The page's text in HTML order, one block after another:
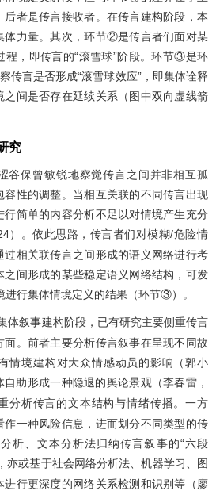
者是传言接收者。在传言建构阶段，本
体力量。其次，环节②是传言者们面对某
程，即传言的“滚雪球”阶段。环节③是环
传言是否形成“滚雪球效应”，即集体诠释
间是否存在延续关系（图中双向虚线箭
究
谷保曾敏锐地察觉传言之间并非相互孤
容性的调整。当相互关联的不同传言出现
简单的内容分析不足以对情境产生充分
）。依此思路，传言者们对模糊/危险情
相关联传言之间形成的语义网络进行考
间形成的某些稳定语义网络结构，可发
行集体情境定义的结果（环节③）。
体叙事建构阶段，已有研究主要侧重传言
。前者主要分析传言叙事在呈现不同故
情境建构对大众情感动员的影响（郭小
助形成一种隐退的舆论景观（李春雷，
分析传言的文本结构与情绪传播。一方
一种风险信息，进而划分不同类型的传
析、文本分析法归纳传言叙事的“六段
亦或基于社会网络分析法、机器学习、图
行更深度的网络关系检测和识别等（廖